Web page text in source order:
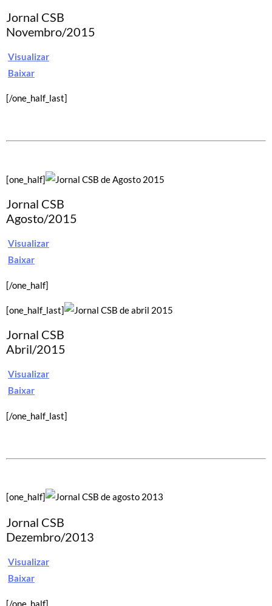
Jornal CSB
Novembro/2015
Visualizar
Baixar
[/one_half_last]
[one_half]
Jornal CSB
Agosto/2015
Visualizar
Baixar
[/one_half]
[one_half_last]
Jornal CSB
Abril/2015
Visualizar
Baixar
[/one_half_last]
[one_half]
Jornal CSB
Dezembro/2013
Visualizar
Baixar
[/one_half]